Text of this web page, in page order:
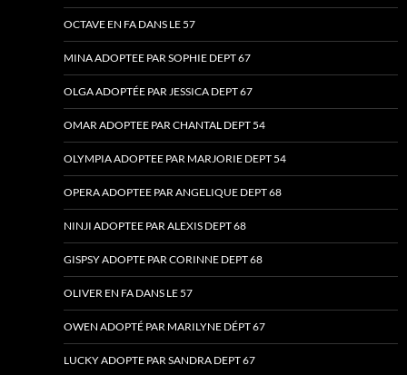
OCTAVE EN FA DANS LE 57
MINA ADOPTEE PAR SOPHIE DEPT 67
OLGA ADOPTÉE PAR JESSICA DEPT 67
OMAR ADOPTEE PAR CHANTAL DEPT 54
OLYMPIA ADOPTEE PAR MARJORIE DEPT 54
OPERA ADOPTEE PAR ANGELIQUE DEPT 68
NINJI ADOPTEE PAR ALEXIS DEPT 68
GISPSY ADOPTE PAR CORINNE DEPT 68
OLIVER EN FA DANS LE 57
OWEN ADOPTÉ PAR MARILYNE DÉPT 67
LUCKY ADOPTE PAR SANDRA DEPT 67